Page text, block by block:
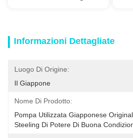
Informazioni Dettagliate
Luogo Di Origine:
Il Giappone
Nome Di Prodotto:
Pompa Utilizzata Giapponese
Steeling Di Potere Di Buona